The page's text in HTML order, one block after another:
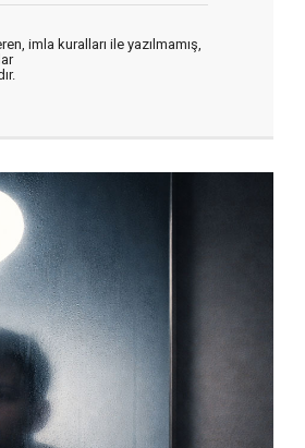
imla kuralları ile yazılmamış,